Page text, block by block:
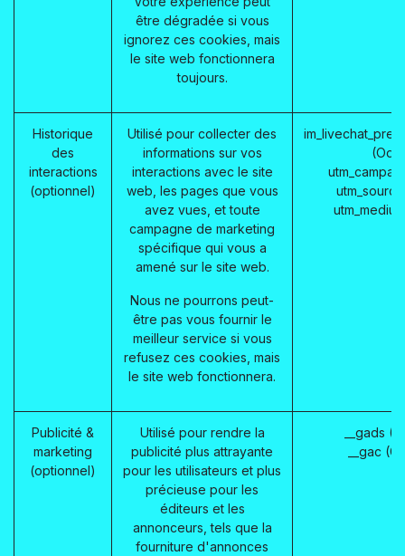
être dégradée si vous
ignorez ces cookies, mais
le site web fonctionnera
toujours.
Historique
des
interactions
(optionnel)
Utilisé pour collecter des
informations sur vos
interactions avec le site
web, les pages que vous
avez vues, et toute
campagne de marketing
spécifique qui vous a
amené sur le site web.
Nous ne pourrons peut-
être pas vous fournir le
meilleur service si vous
refusez ces cookies, mais
le site web fonctionnera.
Publicité &
marketing
(optionnel)
Utilisé pour rendre la
publicité plus attrayante
pour les utilisateurs et plus
précieuse pour les
éditeurs et les
annonceurs, tels que la
fourniture d'annonces
__gads
__gac